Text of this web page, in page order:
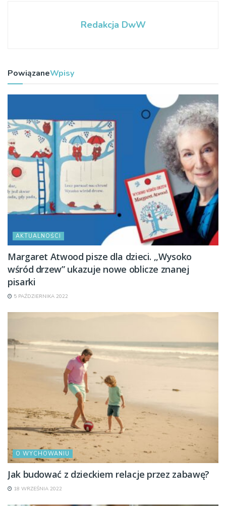
Redakcja DwW
PowiązaneWpisy
AKTUALNOŚCI
Margaret Atwood pisze dla dzieci. ,,Wysoko
wśród drzew” ukazuje nowe oblicze znanej
pisarki
5 PAŹDZIERNIKA 2022
O WYCHOWANIU
Jak budować z dzieckiem relacje przez zabawę?
18 WRZEŚNIA 2022